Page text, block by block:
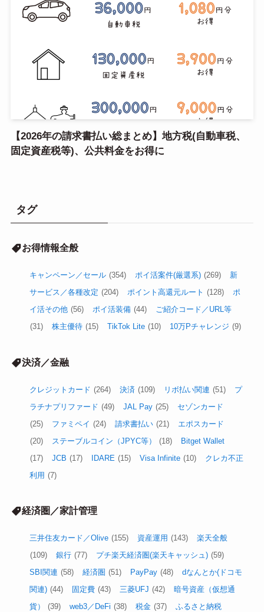
【2026年の請求書払い総まとめ】地方税(自動車税、
固定資産税等)、公共料金をお得に
タグ
お得情報全般
キャンペーン／セール (354) ポイ活案件(厳選系) (269)
新
サービス／各種改定 (204) ポイント高還元ルート (128)
ポ
イ活その他 (56) ポイ活装備 (44)
ご紹介コード／URL等
(31)
株主優待 (15) TikTok Lite (10) 10万Pチャレンジ (9)
決済／金融
クレジットカード (264) 決済 (109) リボ払い関連 (51)
プ
ラチナプリファード (49) JAL Pay (25)
セゾンカード
(25)
ファミペイ (24) 請求書払い (21)
エポスカード
(20)
ステーブルコイン（JPYC等） (18)
Bitget Wallet
(17)
JCB (17) IDARE (15) Visa Infinite (10)
クレカ不正
利用 (7)
経済圏／家計管理
三井住友カード／Olive (155) 資産運用 (143)
楽天全般
(109)
銀行 (77) プチ楽天経済圏(楽天キャッシュ) (59)
SBI関連 (58) 経済圏 (51) PayPay (48)
dなんとか(ドコモ
関連) (44) 固定費 (43) 三菱UFJ (42)
暗号資産（仮想通
貨）
(39) web3／DeFi (38) 税金 (37)
ふるさと納税